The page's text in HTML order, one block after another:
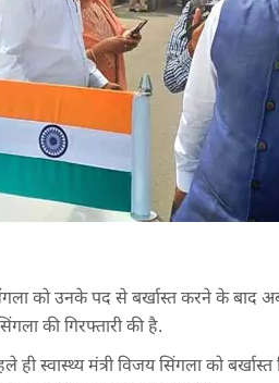
को उनके पद से बर्खास्त करने के बाद
की गिरफ्तारी की है.
ही स्वास्थ्य मंत्री विजय सिंगला को